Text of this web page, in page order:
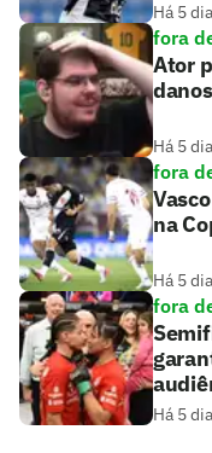
Há 5
fora
Ator
Há 5
fora
na
Há 5
fora
Há 5